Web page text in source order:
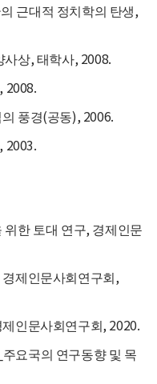
근대적 정치학의 탄생,
상, 태학사, 2008.
2008.
풍경(공동), 2006.
2003.
한 토대 연구, 경제인문
제인문사회연구회,
인문사회연구회, 2020.
요국의 연구동향 및 목